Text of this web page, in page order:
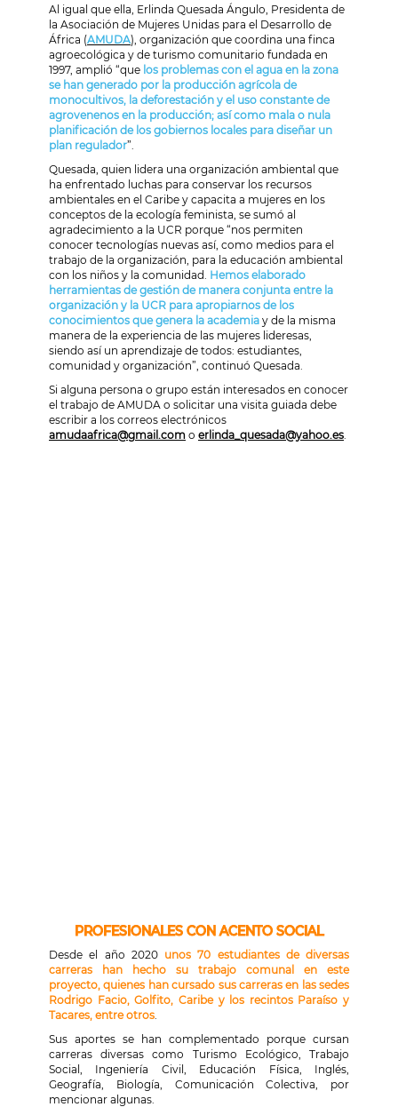
Al igual que ella, Erlinda Quesada Ángulo, Presidenta de
la Asociación de Mujeres Unidas para el Desarrollo de
África (AMUDA), organización que coordina una finca
agroecológica y de turismo comunitario fundada en
1997, amplió “que los problemas con el agua en la zona
se han generado por la producción agrícola de
monocultivos, la deforestación y el uso constante de
agrovenenos en la producción; así como mala o nula
planificación de los gobiernos locales para diseñar un
plan regulador”.
Quesada, quien lidera una organización ambiental que
ha enfrentado luchas para conservar los recursos
ambientales en el Caribe y capacita a mujeres en los
conceptos de la ecología feminista, se sumó al
agradecimiento a la UCR porque “nos permiten
conocer tecnologías nuevas así, como medios para el
trabajo de la organización, para la educación ambiental
con los niños y la comunidad. Hemos elaborado
herramientas de gestión de manera conjunta entre la
organización y la UCR para apropiarnos de los
conocimientos que genera la academia y de la misma
manera de la experiencia de las mujeres lideresas,
siendo así un aprendizaje de todos: estudiantes,
comunidad y organización”, continuó Quesada.
Si alguna persona o grupo están interesados en conocer
el trabajo de AMUDA o solicitar una visita guiada debe
escribir a los correos electrónicos
amudaafrica@gmail.com o erlinda_quesada@yahoo.es
PROFESIONALES CON ACENTO SOCIAL
Desde el año 2020 unos 70 estudiantes de diversas
carreras han hecho su trabajo comunal en este
proyecto, quienes han cursado sus carreras en las sedes
Rodrigo Facio, Golfito, Caribe y los recintos Paraíso y
Tacares, entre otros
Sus aportes se han complementado porque cursan
carreras diversas como Turismo Ecológico, Trabajo
Social, Ingeniería Civil, Educación Física, Inglés,
Geografía, Biología, Comunicación Colectiva, por
mencionar algunas.